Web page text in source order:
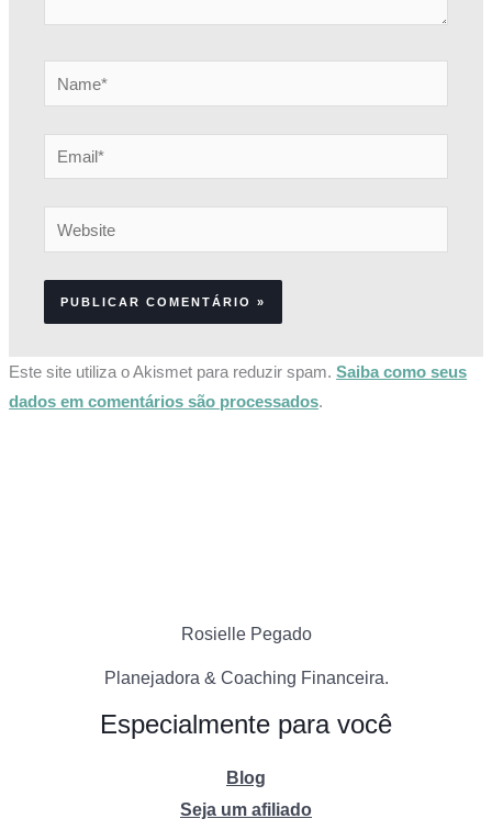
Name*
Email*
Website
Este site utiliza o Akismet para reduzir spam.Saiba como seus
dados em comentários são processados.
Rosielle Pegado
Planejadora & Coaching Financeira.
Especialmente para você
Blog
Seja um afiliado